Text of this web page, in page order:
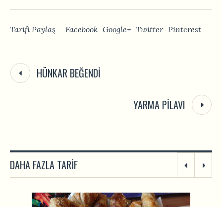
Tarifi Paylaş Facebook Google+ Twitter Pinterest
HÜNKAR BEĞENDI
YARMA PILAVI
DAHA FAZLA TARIF